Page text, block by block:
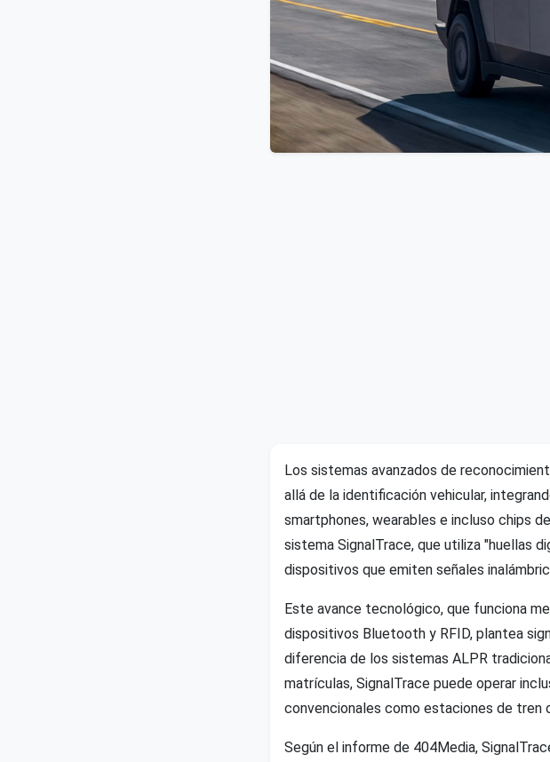
Los sistemas avanzados de
allá de la identificación vehicular,
smartphones, wearables e incluso chips
sistema SignalTrace, que utiliza "huellas
dispositivos que emiten señales
Este avance tecnológico, que funciona
dispositivos Bluetooth y RFID, plantea
diferencia de los sistemas ALPR
matrículas, SignalTrace puede operar
convencionales como estaciones de tren
Según el informe de 404Media,